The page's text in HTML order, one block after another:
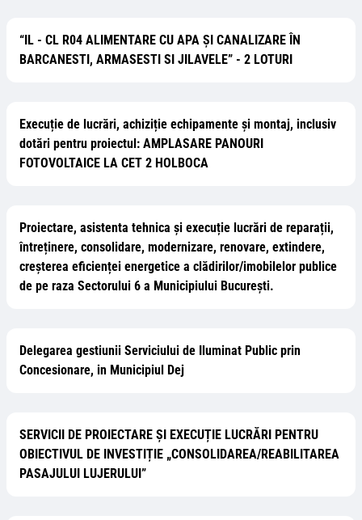
“IL - CL R04 ALIMENTARE CU APA ȘI CANALIZARE ÎN
BARCANESTI, ARMASESTI SI JILAVELE” - 2 LOTURI
Execuție de lucrări, achiziție echipamente și montaj, inclusiv
dotări pentru proiectul: AMPLASARE PANOURI
FOTOVOLTAICE LA CET 2 HOLBOCA
Proiectare, asistenta tehnica și execuție lucrări de reparații,
întreținere, consolidare, modernizare, renovare, extindere,
creșterea eficienței energetice a clădirilor/imobilelor publice
de pe raza Sectorului 6 a Municipiului Bucureşti.
Delegarea gestiunii Serviciului de Iluminat Public prin
Concesionare, in Municipiul Dej
SERVICII DE PROIECTARE ȘI EXECUȚIE LUCRĂRI PENTRU
OBIECTIVUL DE INVESTIȚIE „CONSOLIDAREA/REABILITAREA
PASAJULUI LUJERULUI”